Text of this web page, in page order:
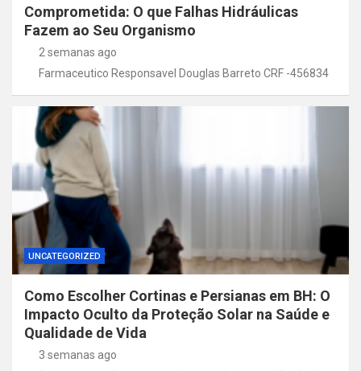
Comprometida: O que Falhas Hidráulicas
Fazem ao Seu Organismo
2 semanas ago
Farmaceutico Responsavel Douglas Barreto CRF -456834
UNCATEGORIZED
Como Escolher Cortinas e Persianas em BH: O
Impacto Oculto da Proteção Solar na Saúde e
Qualidade de Vida
3 semanas ago